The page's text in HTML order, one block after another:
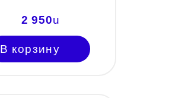
2 950u
В корзину